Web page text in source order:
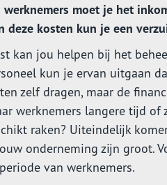
moet je het
deze kosten kun je een
kan jou helpen bij het
kun je ervan uitgaan
zelf dragen, maar de
werknemers langere tijd of
raken? Uiteindelijk
onderneming zijn groot.
van werknemers.